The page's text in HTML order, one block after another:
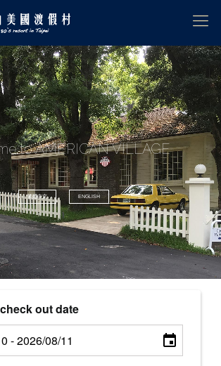
to AMERICAN VILLAGE
繁體中文 ENGLISH
out date